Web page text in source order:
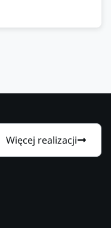
Więcej realizacji